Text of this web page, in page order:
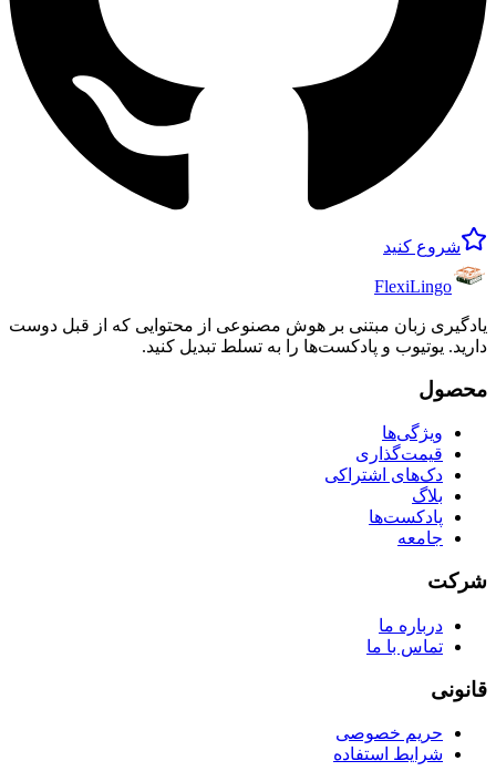
شروع کنید
FlexiLingo
یادگیری زبان مبتنی بر هوش مصنوعی از محتوایی که از قبل دوست
دارید. یوتیوب و پادکست‌ها را به تسلط تبدیل کنید.
محصول
ویژگی‌ها
قیمت‌گذاری
دک‌های اشتراکی
بلاگ
پادکست‌ها
جامعه
شرکت
درباره ما
تماس با ما
قانونی
حریم خصوصی
شرایط استفاده